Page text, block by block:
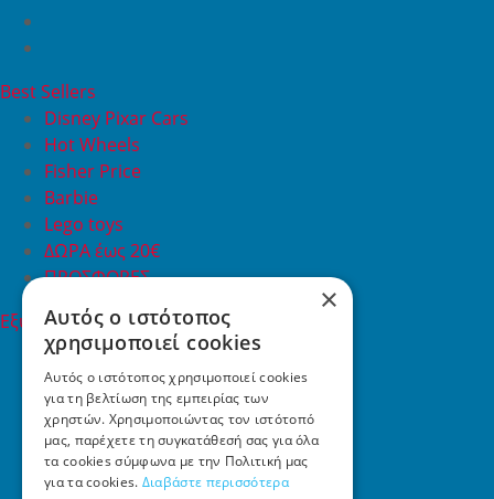
Best Sellers
Disney Pixar Cars
Hot Wheels
Fisher Price
Barbie
Lego toys
ΔΩΡΑ έως 20€
ΠΡΟΣΦΟΡΕΣ
Εξυπηρέτηση Πελατών
Εξυπηρέτηση πελατών
Συχνές ερωτήσεις
Όροι χρήσης
Τρόποι Πληρωμής
Επιστροφές
Επικοινωνία
×
Αυτός ο ιστότοπος
χρησιμοποιεί cookies
Αυτός ο ιστότοπος χρησιμοποιεί cookies
για τη βελτίωση της εμπειρίας των
χρηστών. Χρησιμοποιώντας τον ιστότοπό
μας, παρέχετε τη συγκατάθεσή σας για όλα
τα cookies σύμφωνα με την Πολιτική μας
για τα cookies. Διαβάστε περισσότερα